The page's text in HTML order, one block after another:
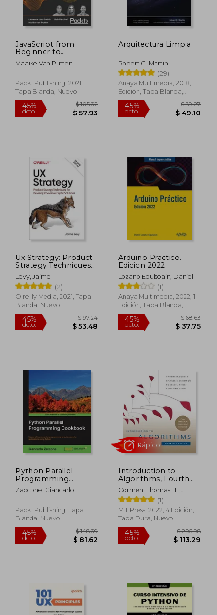
JavaScript from
Beginner to
Professional: Learn
JavaScript quickly by
interactive, and
dynamic web apps,
Inglés)
Maaike Van Putten
Packt Publishing, 2021,
Tapa Blanda, Nuevo
45%
dcto.
Arquitectura Limpia
Robert C. Martin
(29)
Anaya Multimedia, 2018, 1
Edición, Tapa Blanda,
Nuevo
45%
dcto.
Ux Strategy: Product
Strategy Techniques
for Devising
Innovative Digital
Solutions (en Inglés)
Levy, Jaime
(2)
O'reilly Media, 2021, Tapa
Blanda, Nuevo
45%
dcto.
$ 97.24
$ 53.48
Arduino Practico.
Edicion 2022
Lozano Equisoain, Daniel
(1)
Anaya Multimedia, 2022, 1
Edición, Tapa Blanda,
Nuevo
45%
dcto.
Python Parallel
Programming
Cookbook (en Inglés)
Zaccone, Giancarlo
Packt Publishing, Tapa
Blanda, Nuevo
Introduction to
Algorithms, Fourth
Edition (en Inglés)
Cormen, Thomas H. ;
Leiserson, Charles E. ;
Rivest, Ronald L.
(1)
MIT Press, 2022, 4 Edición,
Tapa Dura, Nuevo
Rápido